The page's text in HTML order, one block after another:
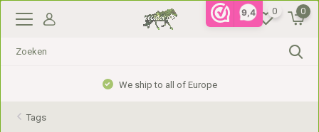
9,4 0 0
We ship to all of Europe
Tags